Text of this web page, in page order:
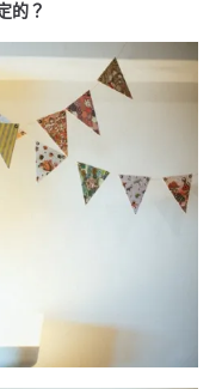
的？